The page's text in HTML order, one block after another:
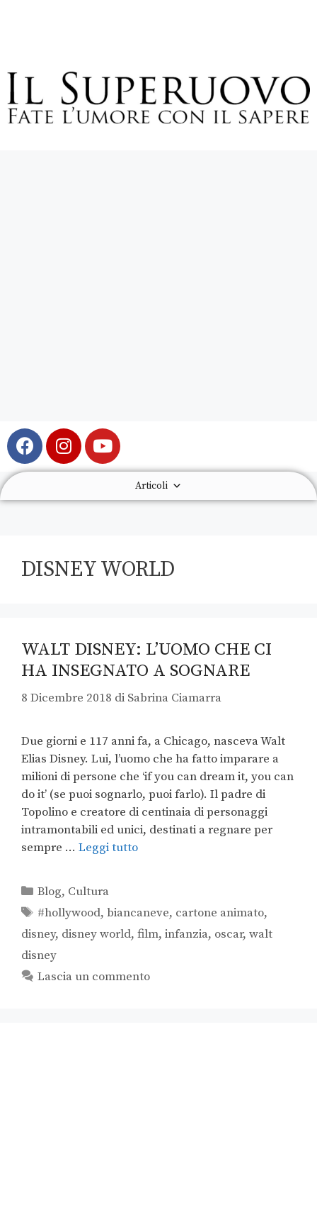
Articoli
DISNEY WORLD
WALT DISNEY: L’UOMO CHE CI
HA INSEGNATO A SOGNARE
8 Dicembre 2018 di Sabrina Ciamarra
Due giorni e 117 anni fa, a Chicago, nasceva Walt
Elias Disney. Lui, l’uomo che ha fatto imparare a
milioni di persone che ‘if you can dream it, you can
do it’ (se puoi sognarlo, puoi farlo). Il padre di
Topolino e creatore di centinaia di personaggi
intramontabili ed unici, destinati a regnare per
sempre … Leggi tutto
Blog, Cultura
#hollywood,biancaneve, cartone animato,
disney, disney world, film, infanzia, oscar, walt
disney
Lascia un commento